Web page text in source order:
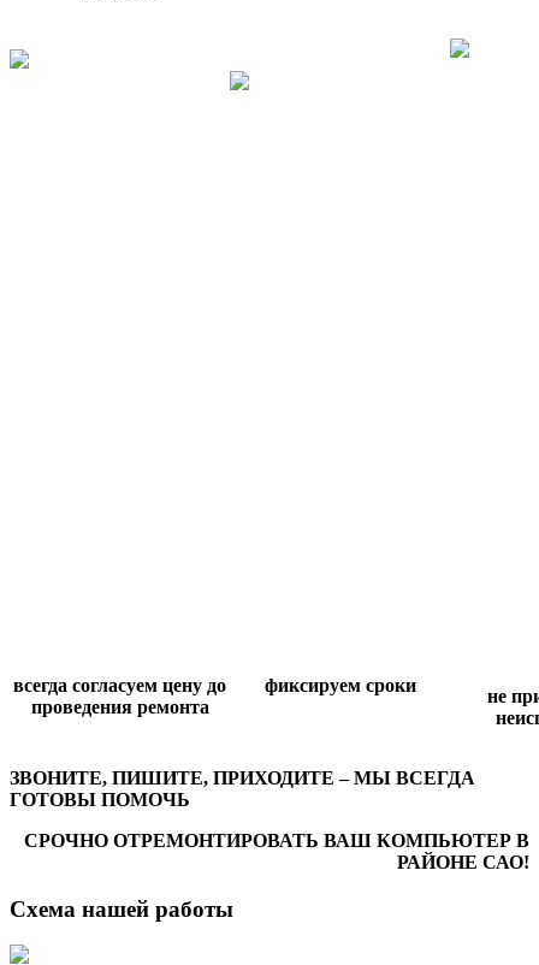
всегда согласуем цену до
проведения ремонта
фиксируем сроки
не
ЗВОНИТЕ, ПИШИТЕ, ПРИХОДИТЕ – МЫ ВСЕГДА
ГОТОВЫ ПОМОЧЬ
СРОЧНО ОТРЕМОНТИРОВАТЬ ВАШ КОМПЬЮТЕР В
РАЙОНЕ САО!
Схема нашей работы